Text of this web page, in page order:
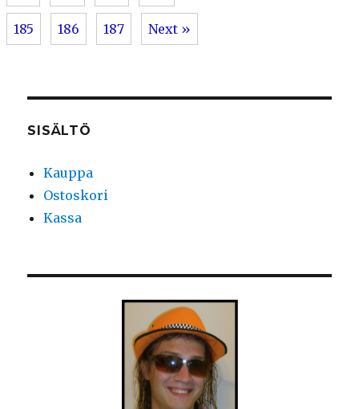
185 186 187 Next »
SISÄLTÖ
Kauppa
Ostoskori
Kassa